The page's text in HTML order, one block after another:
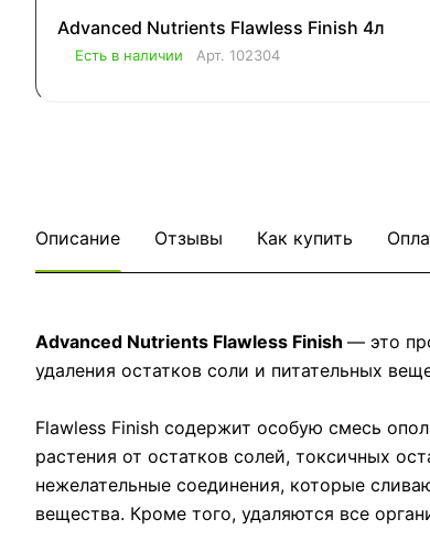
Advanced Nutrients Flawless Finish 4л
Есть в наличии Арт. 102304
Описание Отзывы Как купить
Advanced Nutrients Flawless Finish — это
удаления остатков соли и питательных
Flawless Finish содержит особую смесь
растения от остатков солей, токсичных
нежелательные соединения, которые
вещества. Кроме того, удаляются все